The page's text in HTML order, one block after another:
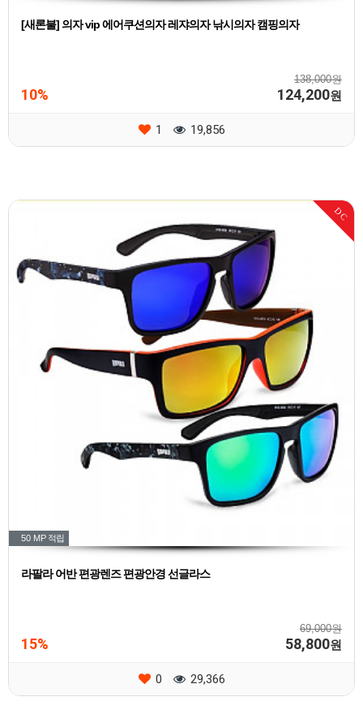
[새론불] 의자 vip 에어쿠션의자 레쟈의자 낚시의자 캠핑의자
138,000원
10% 124,200원
1 19,856
DC
50 MP 적립
라팔라 어반 편광렌즈 편광안경 선글라스
69,000원
15% 58,800원
0 29,366